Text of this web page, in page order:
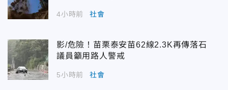
4小時前 社會
影/危險！苗栗泰安苗62線2.3K再傳落石
議員籲用路人警戒
5小時前 社會